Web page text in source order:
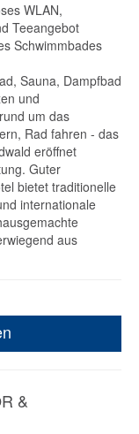
WLAN,
Teeangebot
Schwimmbades
Sauna, Dampfbad
und
um das
Rad fahren - das
eröffnet
Guter
bietet traditionelle
internationale
aus
&